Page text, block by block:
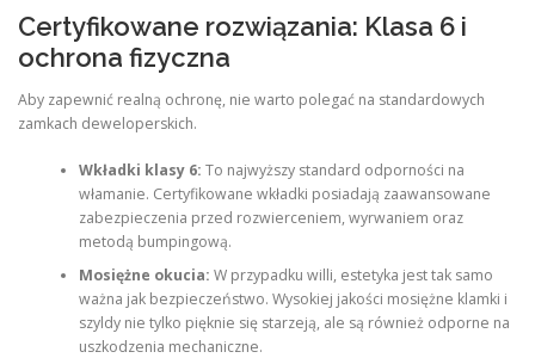
Certyfikowane rozwiązania: Klasa 6 i
ochrona fizyczna
Aby zapewnić realną ochronę, nie warto polegać na standardowych
zamkach deweloperskich.
Wkładki klasy 6: To najwyższy standard odporności na
włamanie. Certyfikowane wkładki posiadają zaawansowane
zabezpieczenia przed rozwierceniem, wyrwaniem oraz
metodą bumpingową.
Mosiężne okucia: W przypadku willi, estetyka jest tak samo
ważna jak bezpieczeństwo. Wysokiej jakości mosiężne klamki i
szyldy nie tylko pięknie się starzeją, ale są również odporne na
uszkodzenia mechaniczne.